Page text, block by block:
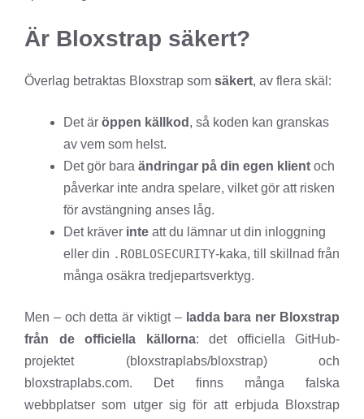
Är Bloxstrap säkert?
Överlag betraktas Bloxstrap som säkert, av flera skäl:
Det är öppen källkod , så koden kan granskas
av vem som helst.
Det gör bara ändringar på din egen klient och
påverkar inte andra spelare, vilket gör att risken
för avstängning anses låg.
Det kräver inte att du lämnar ut din inloggning
eller din .ROBLOSECURITY-kaka, till skillnad från
många osäkra tredjepartsverktyg.
Men – och detta är viktigt – ladda bara ner Bloxstrap
från de officiella källorna: det officiella GitHub-
projektet (bloxstraplabs/bloxstrap) och
bloxstraplabs.com. Det finns många falska
webbplatser som utger sig för att erbjuda Bloxstrap